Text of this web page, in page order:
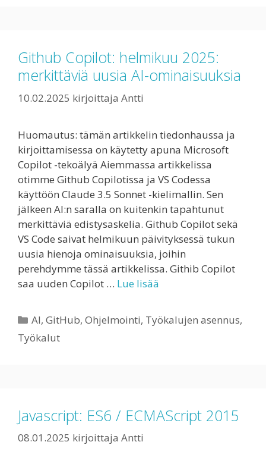
Github Copilot: helmikuu 2025:
merkittäviä uusia AI-ominaisuuksia
10.02.2025 kirjoittaja Antti
Huomautus: tämän artikkelin tiedonhaussa ja
kirjoittamisessa on käytetty apuna Microsoft
Copilot -tekoälyä Aiemmassa artikkelissa
otimme Github Copilotissa ja VS Codessa
käyttöön Claude 3.5 Sonnet -kielimallin. Sen
jälkeen AI:n saralla on kuitenkin tapahtunut
merkittäviä edistysaskelia. Github Copilot sekä
VS Code saivat helmikuun päivityksessä tukun
uusia hienoja ominaisuuksia, joihin
perehdymme tässä artikkelissa. Githib Copilot
saa uuden Copilot … Lue lisää
Kategoriat
AI,GitHub,Ohjelmointi, Työkalujen asennus,
Työkalut
Javascript: ES6 / ECMAScript 2015
08.01.2025 kirjoittaja Antti